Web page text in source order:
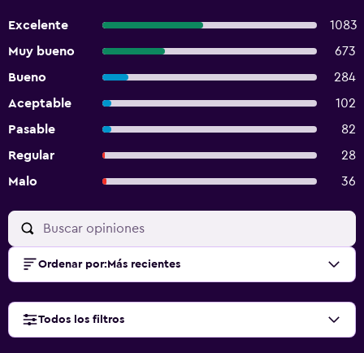
Excelente
1083
Muy bueno
673
Bueno
284
Aceptable
102
Pasable
82
Regular
28
Malo
36
Ordenar por: Más recientes
Todos los filtros